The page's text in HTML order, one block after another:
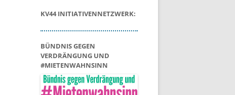
KV44 INITIATIVENNETZWERK:
BÜNDNIS GEGEN
VERDRÄNGUNG UND
#MIETENWAHNSINN